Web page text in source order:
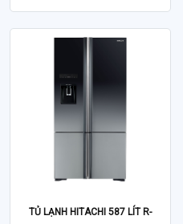
TỦ LẠNH HITACHI 587 LÍT R-